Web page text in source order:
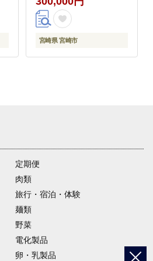
宮崎県 宮崎市
定期便
肉類
旅行・宿泊・体験
麺類
野菜
電化製品
卵・乳製品